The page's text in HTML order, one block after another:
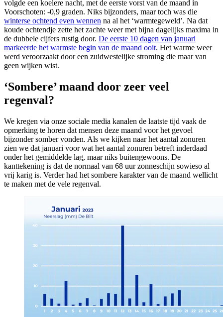
volgde een koelere nacht, met de eerste vorst van de maand in
Voorschoten: -0,9 graden. Niks bijzonders, maar toch was die
winterse ochtend even wennen na al het ‘warmtegeweld’. Na dat
koude ochtendje zette het zachte weer met bijna dagelijks maxima in
de dubbele cijfers rustig door. De eerste 10 dagen van januari
markeerde het warmste begin van de maand ooit. Het warme weer
werd veroorzaakt door een zuidwestelijke stroming die maar van
geen wijken wist.
‘Sombere’ maand door zeer veel
regenval?
We kregen via onze sociale media kanalen de laatste tijd vaak de
opmerking te horen dat mensen deze maand voor het gevoel
bijzonder somber vonden. Als we kijken naar het aantal zonuren
zien we dat januari voor wat het aantal zonuren betreft inderdaad
onder het gemiddelde lag, maar niks buitengewoons. De
kanttekening is dat de normaal van 68 uur zonneschijn sowieso al
vrij karig is. Verder had het sombere karakter van de maand wellicht
te maken met de vele regenval.